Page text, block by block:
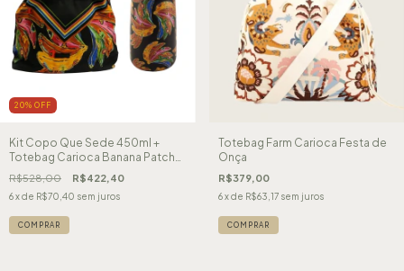
20% OFF
Kit Copo Que Sede 450ml +
Totebag Carioca Banana Patch
Farm Etc
R$528,00 R$422,40
6x de R$70,40 sem juros
Totebag Farm Carioca Festa de
Onça
R$379,00
6 x de R$63,17 sem juros